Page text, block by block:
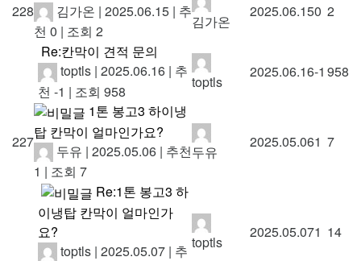
228
김가온 | 2025.06.15 | 추
천 0 | 조회 2
김가온
2025.06.150 2
Re:칸막이 견적 문의
toptls | 2025.06.16 | 추
천 -1 | 조회 958
toptls
2025.06.16-1 958
227
1톤 봉고3 하이냉
탑 칸막이 얼마인가요?
두유 | 2025.05.06 | 추천
1 | 조회 7
두유
2025.05.061 7
Re:1톤 봉고3 하
이냉탑 칸막이 얼마인가
요?
toptls | 2025.05.07 | 추 toptls
2025.05.071 14